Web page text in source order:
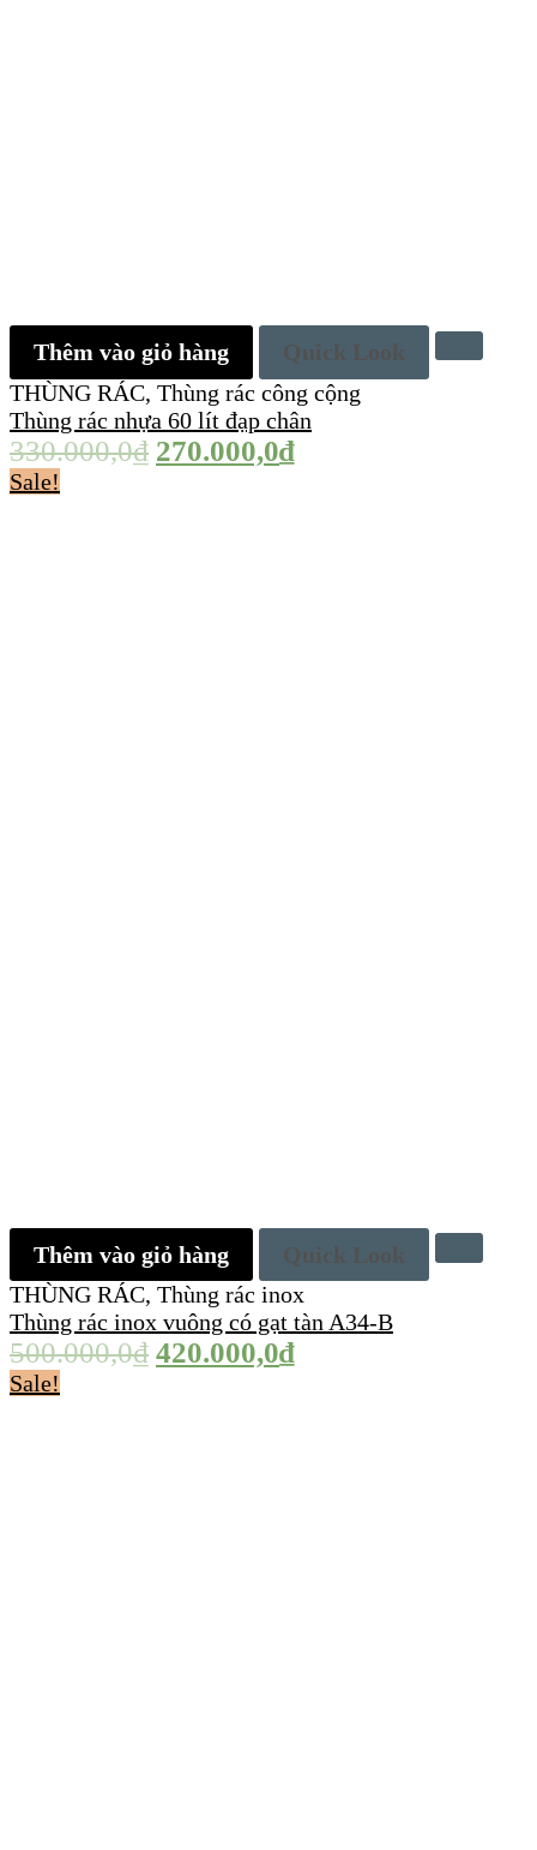
Thêm vào giỏ hàng
Quick Look
THÙNG RÁC, Thùng rác công cộng
Thùng rác nhựa 60 lít đạp chân
330.000,0₫ 270.000,0₫
Sale!
Thêm vào giỏ hàng
Quick Look
THÙNG RÁC, Thùng rác inox
Thùng rác inox vuông có gạt tàn A34-B
500.000,0₫ 420.000,0₫
Sale!